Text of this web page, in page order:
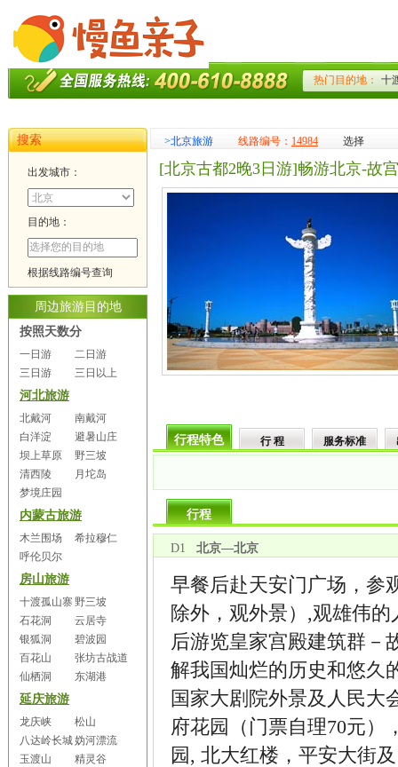
搜索
出发城市：
目的地：
根据线路编号查询
周边旅游目的地
按照天数分
一日游
二日游
三日游
三日以上
河北旅游
北戴河
南戴河
白洋淀
避暑山庄
坝上草原
野三坡
清西陵
月坨岛
梦境庄园
内蒙古旅游
木兰围场
希拉穆仁
呼伦贝尔
房山旅游
十渡孤山寨 野三坡
石花洞
云居寺
银狐洞
碧波园
百花山
张坊古战道
仙栖洞
东湖港
延庆旅游
龙庆峡
松山
八达岭长城妫河漂流
玉渡山
精灵谷
>北京旅游 线路编号： 14984 选择
[北京古都2晚3日游]畅游北京-故
行程特色 行 程 服务标准
行程
D1 北京—北京
早餐后赴天安门广场，参
除外，观外景）,观雄伟
后游览皇家宫殿建筑群－
解我国灿烂的历史和悠久
国家大剧院外景及人民大
府花园（门票自理70元）
园, 北大红楼，平安大街